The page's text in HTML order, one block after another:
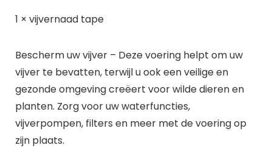
1 × vijvernaad tape
Bescherm uw vijver – Deze voering helpt om uw
vijver te bevatten, terwijl u ook een veilige en
gezonde omgeving creëert voor wilde dieren en
planten. Zorg voor uw waterfuncties,
vijverpompen, filters en meer met de voering op
zijn plaats.